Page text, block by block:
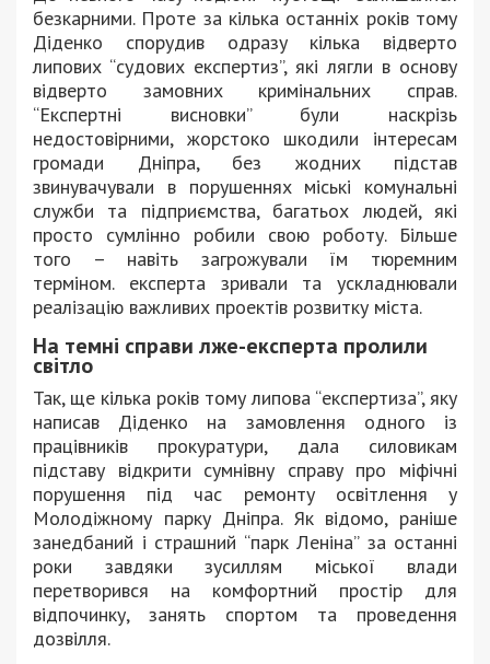
безкарними. Проте за кілька останніх років тому
Діденко спорудив одразу кілька відверто
липових “судових експертиз”, які лягли в основу
відверто замовних кримінальних справ.
“Експертні висновки” були наскрізь
недостовірними, жорстоко шкодили інтересам
громади Дніпра, без жодних підстав
звинувачували в порушеннях міські комунальні
служби та підприємства, багатьох людей, які
просто сумлінно робили свою роботу. Більше
того – навіть загрожували їм тюремним
терміном. експерта зривали та ускладнювали
реалізацію важливих проектів розвитку міста.
На темні справи лже-експерта пролили
світло
Так, ще кілька років тому липова “експертиза”, яку
написав Діденко на замовлення одного із
працівників прокуратури, дала силовикам
підставу відкрити сумнівну справу про міфічні
порушення під час ремонту освітлення у
Молодіжному парку Дніпра. Як відомо, раніше
занедбаний і страшний “парк Леніна” за останні
роки завдяки зусиллям міської влади
перетворився на комфортний простір для
відпочинку, занять спортом та проведення
дозвілля.